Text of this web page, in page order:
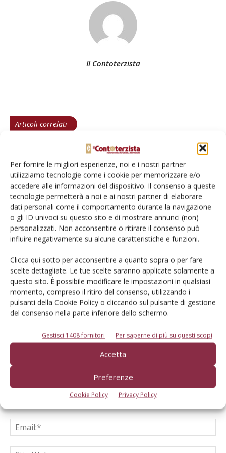
Per fornire le migliori esperienze, noi e i nostri partner
utilizziamo tecnologie come i cookie per memorizzare e/o
accedere alle informazioni del dispositivo. Il consenso a queste
tecnologie permetterà a noi e ai nostri partner di elaborare
dati personali come il comportamento durante la navigazione
o gli ID univoci su questo sito e di mostrare annunci (non)
personalizzati. Non acconsentire o ritirare il consenso può
influire negativamente su alcune caratteristiche e funzioni.
Clicca qui sotto per acconsentire a quanto sopra o per fare
scelte dettagliate. Le tue scelte saranno applicate solamente a
questo sito. È possibile modificare le impostazioni in qualsiasi
momento, compreso il ritiro del consenso, utilizzando i
pulsanti della Cookie Policy o cliccando sul pulsante di gestione
del consenso nella parte inferiore dello schermo.
Gestisci 1408 fornitori Per saperne di più su questi scopi
Accetta
Preferenze
Cookie Policy Privacy Policy
Il Contoterzista
Articoli correlati
Assemblea Unima Parma: Stop sconti
irragionevoli, applicare tariffe
remunerative
Nel regno dell’oro rosso
LASCIA UN COMMENTO